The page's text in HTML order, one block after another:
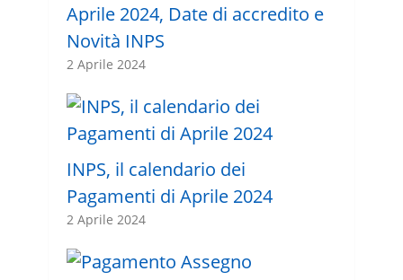
Aprile 2024, Date di accredito e
Novità INPS
2 Aprile 2024
INPS, il calendario dei
Pagamenti di Aprile 2024
2 Aprile 2024